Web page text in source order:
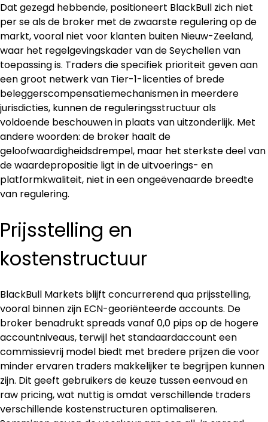
Dat gezegd hebbende, positioneert BlackBull zich niet
per se als de broker met de zwaarste regulering op de
markt, vooral niet voor klanten buiten Nieuw-Zeeland,
waar het regelgevingskader van de Seychellen van
toepassing is. Traders die specifiek prioriteit geven aan
een groot netwerk van Tier-1-licenties of brede
beleggerscompensatiemechanismen in meerdere
jurisdicties, kunnen de reguleringsstructuur als
voldoende beschouwen in plaats van uitzonderlijk. Met
andere woorden: de broker haalt de
geloofwaardigheidsdrempel, maar het sterkste deel van
de waardepropositie ligt in de uitvoerings- en
platformkwaliteit, niet in een ongeëvenaarde breedte
van regulering.
Prijsstelling en
kostenstructuur
BlackBull Markets blijft concurrerend qua prijsstelling,
vooral binnen zijn ECN-georiënteerde accounts. De
broker benadrukt spreads vanaf 0,0 pips op de hogere
accountniveaus, terwijl het standaardaccount een
commissievrij model biedt met bredere prijzen die voor
minder ervaren traders makkelijker te begrijpen kunnen
zijn. Dit geeft gebruikers de keuze tussen eenvoud en
raw pricing, wat nuttig is omdat verschillende traders
verschillende kostenstructuren optimaliseren.